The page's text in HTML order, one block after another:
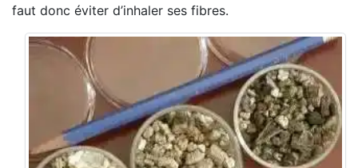
faut donc éviter d’inhaler ses fibres.